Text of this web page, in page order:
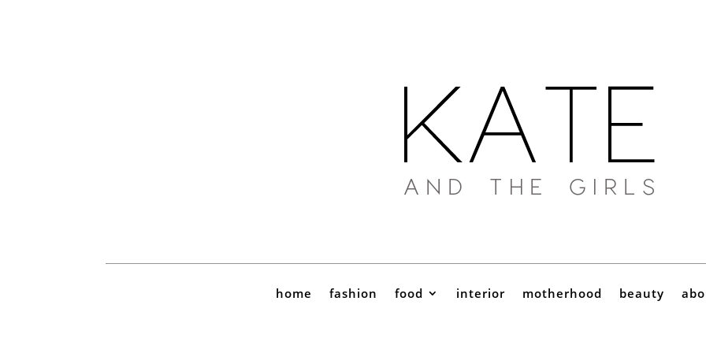
home fashion food interior motherhood beauty